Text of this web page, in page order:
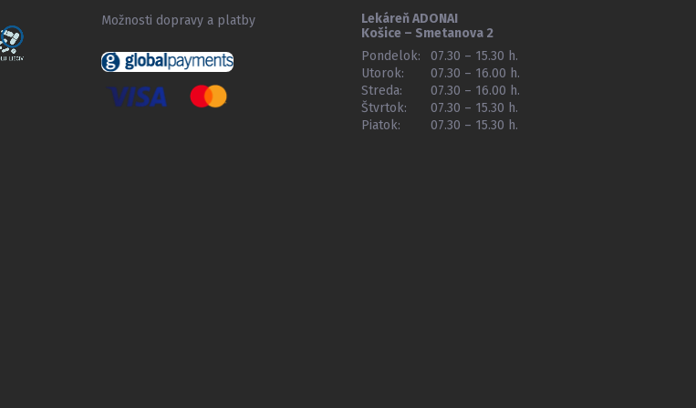
Možnosti dopravy a platby
Lekáreň ADONAI
Košice – Smetanova 2
Pondelok:
07.30 – 15.30 h.
Utorok:
07.30 – 16.00 h.
Streda:
07.30 – 16.00 h.
Štvrtok:
07.30 – 15.30 h.
Piatok:
07.30 – 15.30 h.